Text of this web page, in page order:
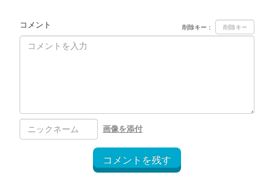
コメント 削除キー：
画像を添付
コメントを残す